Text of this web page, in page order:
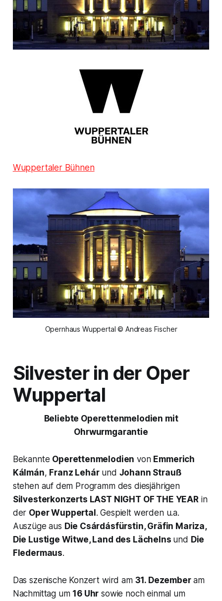
Wuppertaler Bühnen
Opernhaus Wuppertal © Andreas Fischer
Silvester in der Oper
Wuppertal
Beliebte Operettenmelodien mit
Ohrwurmgarantie
Bekannte Operettenmelodien von Emmerich
Kálmán, Franz Lehárund Johann Strauß
stehen auf dem Programm des diesjährigen
Silvesterkonzerts LAST NIGHT OF THE YEAR in
der Oper Wuppertal. Gespielt werden u.a.
Auszüge aus Die Csárdásfürstin, Gräfin Mariza,
Die Lustige Witwe, Land des Lächelns und Die
Fledermaus.
Das szenische Konzert wird am 31. Dezemberam
Nachmittag um 16 Uhr sowie noch einmal um